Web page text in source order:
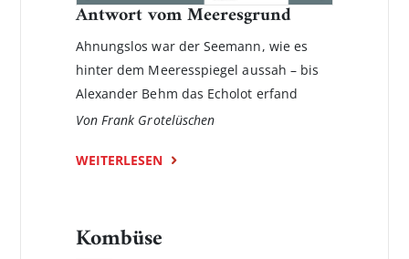
Antwort vom Meeresgrund
Ahnungslos war der Seemann, wie es
hinter dem Meeresspiegel aussah – bis
Alexander Behm das Echolot erfand
Von Frank Grotelüschen
WEITERLESEN
Kombüse